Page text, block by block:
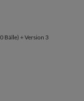
Bälle) + Version 3